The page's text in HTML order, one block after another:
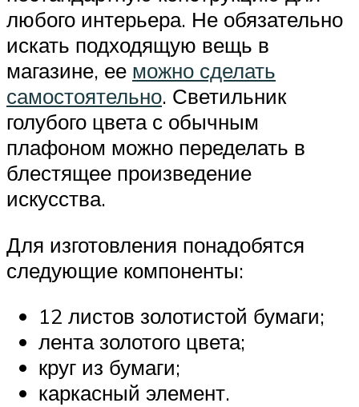
любого интерьера. Не обязательно
искать подходящую вещь в
магазине, ее можно сделать
самостоятельно. Светильник
голубого цвета с обычным
плафоном можно переделать в
блестящее произведение
искусства.
Для изготовления понадобятся
следующие компоненты:
12 листов золотистой бумаги;
лента золотого цвета;
круг из бумаги;
каркасный элемент.